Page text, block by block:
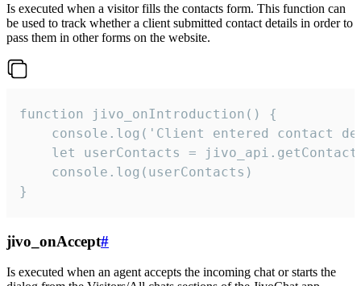
Is executed when a visitor fills the contacts form. This function can
be used to track whether a client submitted contact details in order to
pass them in other forms on the website.
function jivo_onIntroduction() {
console.log('Client entered contact
let userContacts =
    console.log(userContacts)
}
jivo_onAccept#
Is executed when an agent accepts the incoming chat or starts the